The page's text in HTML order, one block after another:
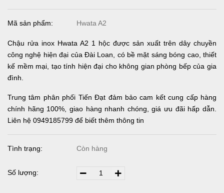
Mã sản phẩm: Hwata A2
Chậu rửa inox Hwata A2 1 hộc được sản xuất trên dây chuyền
công nghệ hiện đại của Đài Loan, có bề mặt sáng bóng cao, thiết
kế mềm mại, tạo tính hiện đại cho không gian phòng bếp của gia
đình.
Trung tâm phân phối Tiến Đạt đảm bảo cam kết cung cấp hàng
chính hãng 100%, giao hàng nhanh chóng, giá ưu đãi hấp dẫn.
Liên hệ 0949185799 để biết thêm thông tin
Tình trạng: Còn hàng
Số lượng: